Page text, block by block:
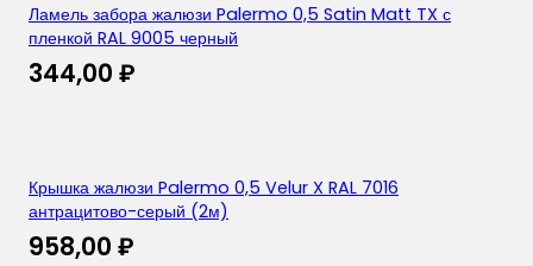
Ламель забора жалюзи Palermo 0,5 Satin Matt TX с
пленкой RAL 9005 черный
344,00 ₽
Крышка жалюзи Palermo 0,5 Velur X RAL 7016
антрацитово-серый (2м)
958,00 ₽